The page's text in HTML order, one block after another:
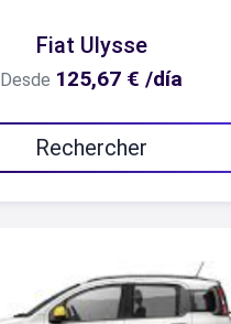
Fiat Ulysse
Desde 125,67 € /día
Rechercher